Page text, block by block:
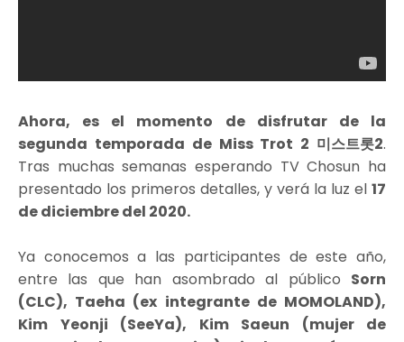
Ahora, es el momento de disfrutar de la
segunda temporada de Miss Trot 2 미스트롯2.
Tras muchas semanas esperando TV Chosun ha
presentado los primeros detalles, y verá la luz el 17
de diciembre del 2020.
Ya conocemos a las participantes de este año,
entre las que han asombrado al público Sorn
(CLC), Taeha (ex integrante de MOMOLAND),
Kim Yeonji (SeeYa), Kim Saeun (mujer de